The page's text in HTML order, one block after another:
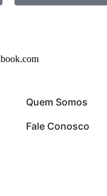
Quem Somos
Fale Conosco